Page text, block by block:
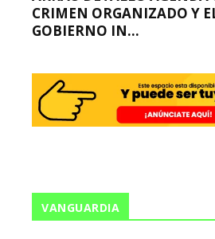
CRIMEN ORGANIZADO Y
GOBIERNO IN...
VANGUARDIA